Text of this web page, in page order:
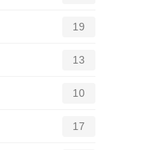
19
13
10
17